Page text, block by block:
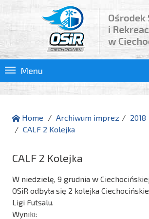
Menu
Home Archiwum imprez 2018
CALF 2 Kolejka
CALF 2 Kolejka
W niedzielę, 9 grudnia w
OSiR odbyła się 2 kolejka
Ligi Futsalu.
Wyniki: